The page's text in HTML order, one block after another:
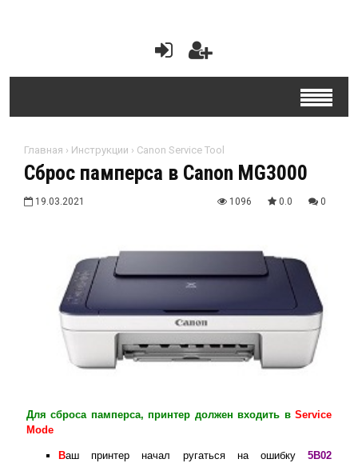
Главная › Инструкции › Canon Service Tool
Сброс памперса в Canon MG3000
19.03.2021 1096 0.0 0
Для сброса памперса, принтер должен входить в Service
Mode
Ваш принтер начал ругаться на ошибку 5B02